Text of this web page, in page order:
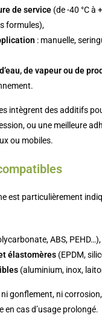
de service (de -40 °C à
formules),
: manuelle,
de vapeur ou de
intègrent des additifs
ou une meilleure
ou mobiles.
est particulièrement
ABS, PEHD…),
élastomères (EPDM,
(aluminium, inox,
ni gonflement, ni
en cas d’usage prolongé.